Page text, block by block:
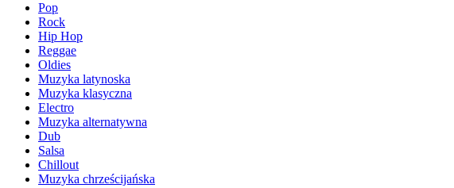
Pop
Rock
Hip Hop
Reggae
Oldies
Muzyka latynoska
Muzyka klasyczna
Electro
Muzyka alternatywna
Dub
Salsa
Chillout
Muzyka chrześcijańska